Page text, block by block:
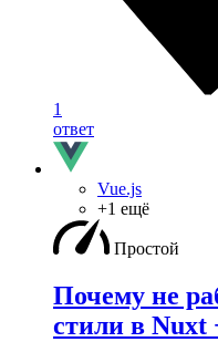
1
ответ
Vue.js
+1 ещё
Простой
Почему не
стили в Nuxt